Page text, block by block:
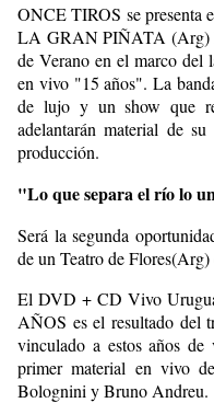
ONCE TIROS se presenta
LA GRAN PIÑATA (Arg)
de Verano en el marco
en vivo "15 años". La
de lujo y un show que
adelantarán material de
producción.
"Lo que separa el río lo
Será la segunda
de un Teatro de
El DVD + CD Vivo
AÑOS es el resultado del
vinculado a estos años
primer material en vivo
Bolognini y Bruno Andreu.